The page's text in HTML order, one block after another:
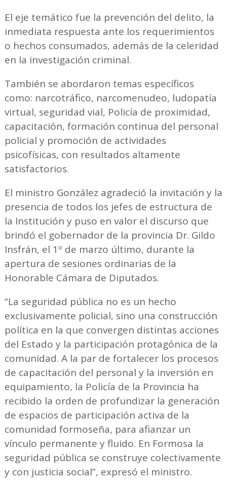
El eje temático fue la prevención del delito, la
inmediata respuesta ante los requerimientos
o hechos consumados, además de la celeridad
en la investigación criminal.
También se abordaron temas específicos
como: narcotráfico, narcomenudeo, ludopatía
virtual, seguridad vial, Policía de proximidad,
capacitación, formación continua del personal
policial y promoción de actividades
psicofísicas, con resultados altamente
satisfactorios.
El ministro González agradeció la invitación y la
presencia de todos los jefes de estructura de
la Institución y puso en valor el discurso que
brindó el gobernador de la provincia Dr. Gildo
Insfrán, el 1º de marzo último, durante la
apertura de sesiones ordinarias de la
Honorable Cámara de Diputados.
“La seguridad pública no es un hecho
exclusivamente policial, sino una construcción
política en la que convergen distintas acciones
del Estado y la participación protagónica de la
comunidad. A la par de fortalecer los procesos
de capacitación del personal y la inversión en
equipamiento, la Policía de la Provincia ha
recibido la orden de profundizar la generación
de espacios de participación activa de la
comunidad formoseña, para afianzar un
vínculo permanente y fluido. En Formosa la
seguridad pública se construye colectivamente
y con justicia social”, expresó el ministro.